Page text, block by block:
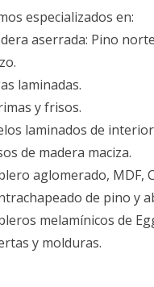
especializados en:
aserrada: Pino
laminadas.
y frisos.
laminados de
de madera maciza.
aglomerado, MDF,
de pino y
melamínicos de
y molduras.